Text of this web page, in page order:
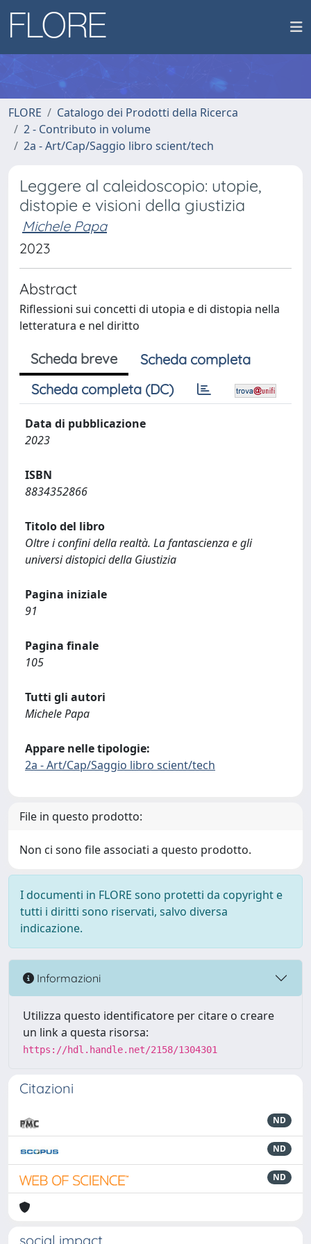
FLORE
Catalogo dei Prodotti della Ricerca
2 - Contributo in volume
2a - Art/Cap/Saggio libro scient/tech
Leggere al caleidoscopio: utopie,
distopie e visioni della giustizia
Michele Papa
2023
Abstract
Riflessioni sui concetti di utopia e di distopia nella
letteratura e nel diritto
Scheda breve
Scheda completa
Scheda completa (DC)
Data di pubblicazione
2023
ISBN
8834352866
Titolo del libro
Oltre i confini della realtà. La fantascienza e gli
universi distopici della Giustizia
Pagina iniziale
91
Pagina finale
105
Tutti gli autori
Michele Papa
Appare nelle tipologie:
2a - Art/Cap/Saggio libro scient/tech
File in questo prodotto:
Non ci sono file associati a questo prodotto.
I documenti in FLORE sono protetti da copyright e
tutti i diritti sono riservati, salvo diversa
indicazione.
Informazioni
Utilizza questo identificatore per citare o creare
un link a questa risorsa:
https://hdl.handle.net/2158/1304301
Citazioni
ND
ND
ND
social impact